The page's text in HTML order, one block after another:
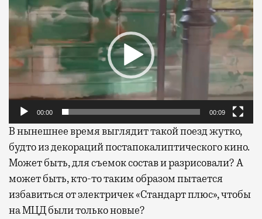
00:00 00:09
В нынешнее время выглядит такой поезд жутко,
будто из декораций постапокалиптического кино.
Может быть, для съемок состав и разрисовали? А
может быть, кто-то таким образом пытается
избавиться от электричек «Стандарт плюс», чтобы
на МЦД были только новые?